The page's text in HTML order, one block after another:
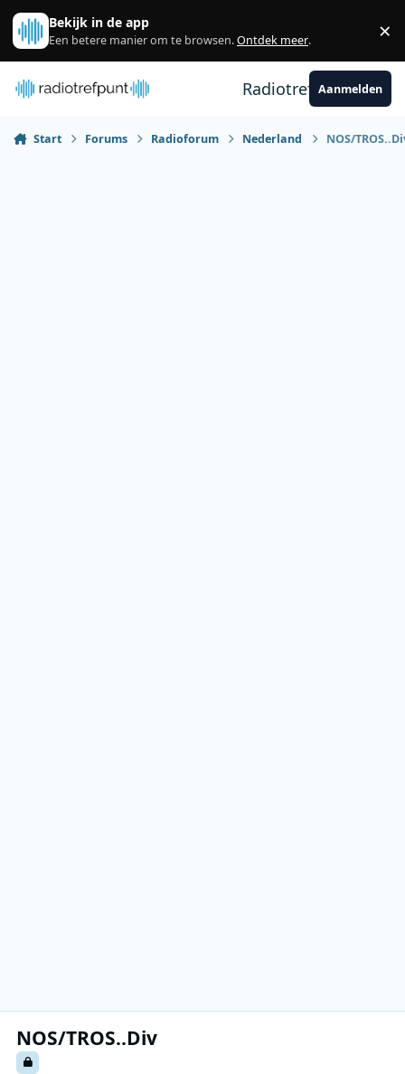
Spring naar bijdragen
Bekijk in de app
Een betere manier om te browsen.Ontdek meer. ×
RadiotrefpuntAanmelden
Start Forums Radioforum Nederland NOS/
NOS/TROS..Div